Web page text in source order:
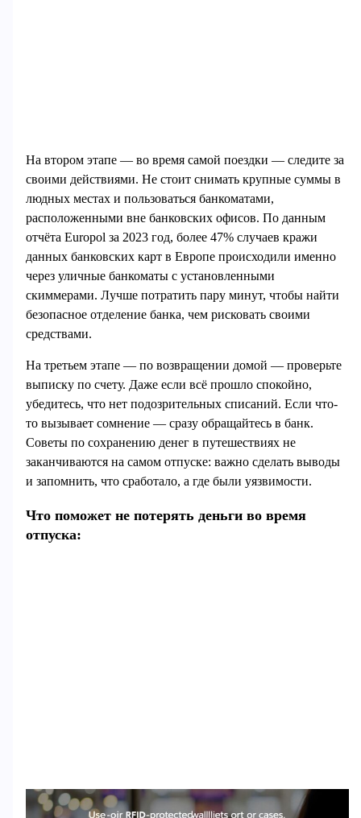
На втором этапе — во время самой поездки — следите за
своими действиями. Не стоит снимать крупные суммы в
людных местах и пользоваться банкоматами,
расположенными вне банковских офисов. По данным
отчёта Europol за 2023 год, более 47% случаев кражи
данных банковских карт в Европе происходили именно
через уличные банкоматы с установленными
скиммерами. Лучше потратить пару минут, чтобы найти
безопасное отделение банка, чем рисковать своими
средствами.
На третьем этапе — по возвращении домой — проверьте
выписку по счету. Даже если всё прошло спокойно,
убедитесь, что нет подозрительных списаний. Если что-
то вызывает сомнение — сразу обращайтесь в банк.
Советы по сохранению денег в путешествиях не
заканчиваются на самом отпуске: важно сделать выводы
и запомнить, что сработало, а где были уязвимости.
Что поможет не потерять деньги во время
отпуска: